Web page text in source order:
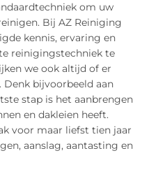
om uw
Bij AZ Reiniging
kennis, ervaring en
reinigingstechniek te
we ook altijd of er
Denk bijvoorbeeld aan
stap is het aanbrengen
en dakleien heeft.
voor maar liefst tien jaar
aanslag, aantasting en